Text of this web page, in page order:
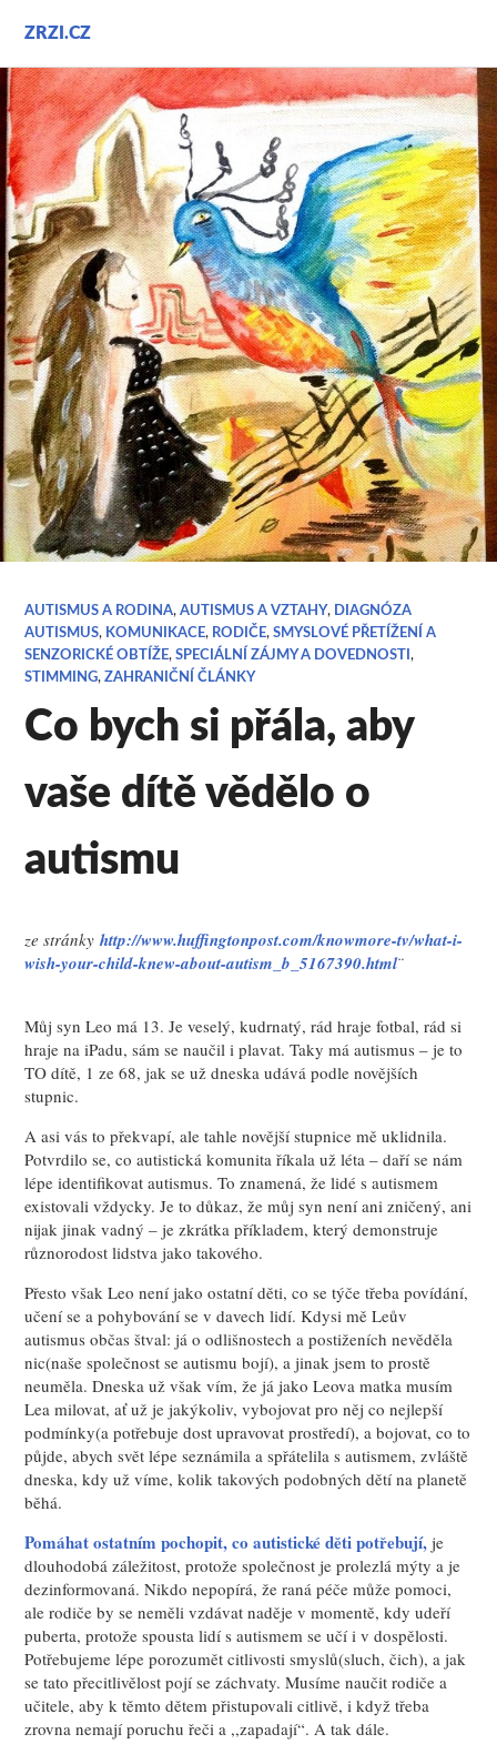
obsahu
webu
ZRZI.CZ
AUTISMUS A RODINA,AUTISMUS A VZTAHY, DIAGNÓZA
AUTISMUS, KOMUNIKACE, RODIČE,SMYSLOVÉ PŘETÍŽENÍ A
SENZORICKÉ OBTÍŽE,SPECIÁLNÍ ZÁJMY A DOVEDNOSTI,
STIMMING,ZAHRANIČNÍ ČLÁNKY
Co bych si přála, aby
vaše dítě vědělo o
autismu
ze stránkyhttp://www.huffingtonpost.com/knowmore-tv/what-i-
wish-your-child-knew-about-autism_b_5167390.html¨
Můj syn Leo má 13. Je veselý, kudrnatý, rád hraje fotbal, rád si
hraje na iPadu, sám se naučil i plavat. Taky má autismus – je to
TO dítě, 1 ze 68, jak se už dneska udává podle novějších
stupnic.
A asi vás to překvapí, ale tahle novější stupnice mě uklidnila.
Potvrdilo se, co autistická komunita říkala už léta – daří se nám
lépe identifikovat autismus. To znamená, že lidé s autismem
existovali vždycky. Je to důkaz, že můj syn není ani zničený, ani
nijak jinak vadný – je zkrátka příkladem, který demonstruje
různorodost lidstva jako takového.
Přesto však Leo není jako ostatní děti, co se týče třeba povídání,
učení se a pohybování se v davech lidí. Kdysi mě Leův
autismus občas štval: já o odlišnostech a postiženích nevěděla
nic(naše společnost se autismu bojí), a jinak jsem to prostě
neuměla. Dneska už však vím, že já jako Leova matka musím
Lea milovat, ať už je jakýkoliv, vybojovat pro něj co nejlepší
podmínky(a potřebuje dost upravovat prostředí), a bojovat, co to
půjde, abych svět lépe seznámila a spřátelila s autismem, zvláště
dneska, kdy už víme, kolik takových podobných dětí na planetě
běhá.
Pomáhat ostatním pochopit, co autistické děti potřebují, je
dlouhodobá záležitost, protože společnost je prolezlá mýty a je
dezinformovaná. Nikdo nepopírá, že raná péče může pomoci,
ale rodiče by se neměli vzdávat naděje v momentě, kdy udeří
puberta, protože spousta lidí s autismem se učí i v dospělosti.
Potřebujeme lépe porozumět citlivosti smyslů(sluch, čich), a jak
se tato přecitlivělost pojí se záchvaty. Musíme naučit rodiče a
učitele, aby k těmto dětem přistupovali citlivě, i když třeba
zrovna nemají poruchu řeči a ,,zapadají“. A tak dále.